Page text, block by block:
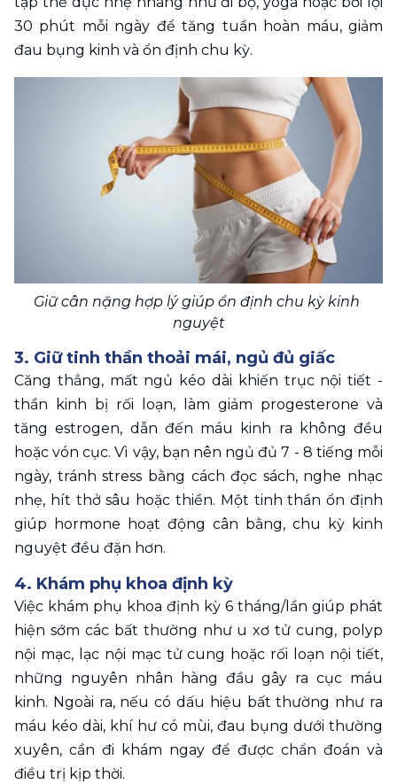
30 phút mỗi ngày để tăng tuần hoàn máu, giảm
đau bụng kinh và ổn định chu kỳ.
Giữ cân nặng hợp lý giúp ổn định chu kỳ kinh
nguyệt
3. Giữ tinh thần thoải mái, ngủ đủ giấc
Căng thẳng, mất ngủ kéo dài khiến trục nội tiết -
thần kinh bị rối loạn, làm giảm progesterone và
tăng estrogen, dẫn đến máu kinh ra không đều
hoặc vón cục. Vì vậy, bạn nên ngủ đủ 7 - 8 tiếng mỗi
ngày, tránh stress bằng cách đọc sách, nghe nhạc
nhẹ, hít thở sâu hoặc thiền. Một tinh thần ổn định
giúp hormone hoạt động cân bằng, chu kỳ kinh
nguyệt đều đặn hơn.
4. Khám phụ khoa định kỳ
Việc khám phụ khoa định kỳ 6 tháng/lần giúp phát
hiện sớm các bất thường như u xơ tử cung, polyp
nội mạc, lạc nội mạc tử cung hoặc rối loạn nội tiết,
những nguyên nhân hàng đầu gây ra cục máu
kinh. Ngoài ra, nếu có dấu hiệu bất thường như ra
máu kéo dài, khí hư có mùi, đau bụng dưới thường
xuyên, cần đi khám ngay để được chẩn đoán và
điều trị kịp thời.